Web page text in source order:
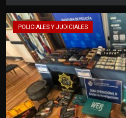
POLICIALES Y JUDICIALES